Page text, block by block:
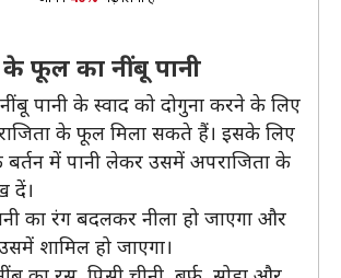
के फूल का नींबू पानी
पानी के स्वाद को दोगुना करने के लिए
के फूल मिला सकते हैं। इसके लिए
में पानी लेकर उसमें अपराजिता के
दें।
का रंग बदलकर नीला हो जाएगा और
शामिल हो जाएगा।